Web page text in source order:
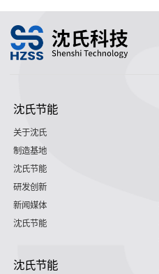
沈氏节能
关于沈氏
制造基地
沈氏节能
研发创新
新闻媒体
沈氏节能
沈氏节能